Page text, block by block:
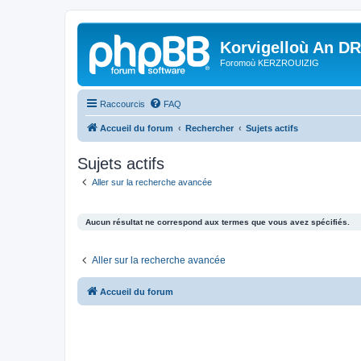
Korvigelloù An
Foromoù KERZROUIZIG
Raccourcis FAQ
Accueil du forum Rechercher Sujets actifs
Sujets actifs
Aller sur la recherche avancée
Aucun résultat ne correspond aux termes que vous avez spécifiés.
Aller sur la recherche avancée
Accueil du forum